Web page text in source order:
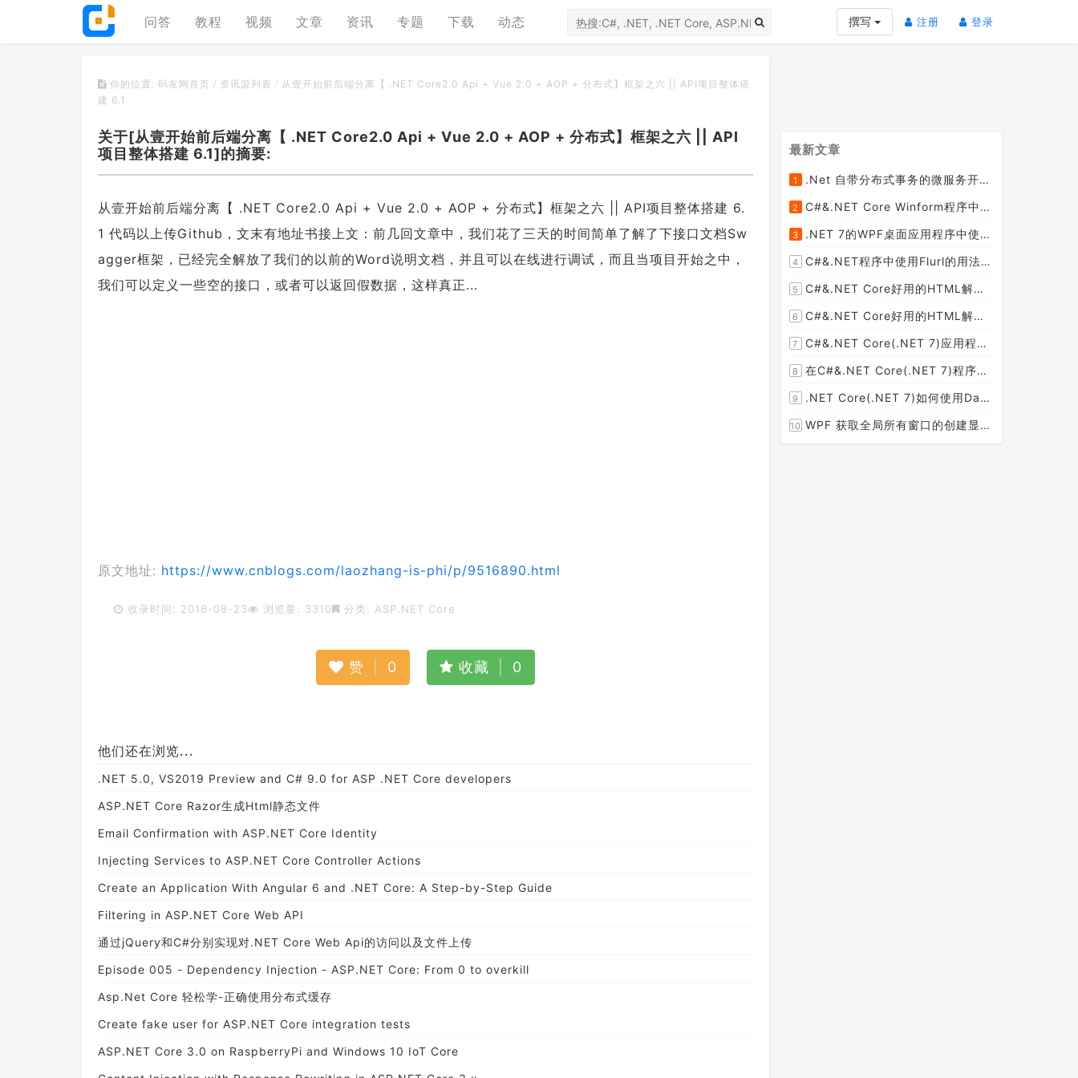
问答 教程 视频 文章 资讯 专题 下载 动态 撰写 注册 (current)
登录
你的位置: 码友网首页 / 资讯源列表 / 从壹开始前后端分离【 .NET Core2.0 Api + Vue 2.0 + AOP + 分布式】框架之六 || API项目整体搭
建 6.1
关于[从壹开始前后端分离【 .NET Core2.0 Api + Vue 2.0 + AOP + 分布式】框架之六 || API
项目整体搭建 6.1]的摘要:
从壹开始前后端分离【 .NET Core2.0 Api + Vue 2.0 + AOP + 分布式】框架之六 || API项目整体搭建 6.
1 代码以上传Github，文末有地址书接上文：前几回文章中，我们花了三天的时间简单了解了下接口文档Sw
agger框架，已经完全解放了我们的以前的Word说明文档，并且可以在线进行调试，而且当项目开始之中，
我们可以定义一些空的接口，或者可以返回假数据，这样真正...
原文地址: https://www.cnblogs.com/laozhang-is-phi/p/9516890.html
收录时间: 2018-08-23 浏览量: 3310 分类: ASP.NET Core
赞 0 收藏 0
他们还在浏览...
.NET 5.0, VS2019 Preview and C# 9.0 for ASP .NET Core developers
ASP.NET Core Razor生成Html静态文件
Email Confirmation with ASP.NET Core Identity
Injecting Services to ASP.NET Core Controller Actions
Create an Application With Angular 6 and .NET Core: A Step-by-Step Guide
Filtering in ASP.NET Core Web API
通过jQuery和C#分别实现对.NET Core Web Api的访问以及文件上传
Episode 005 - Dependency Injection - ASP.NET Core: From 0 to overkill
Asp.Net Core 轻松学-正确使用分布式缓存
Create fake user for ASP.NET Core integration tests
ASP.NET Core 3.0 on RaspberryPi and Windows 10 IoT Core
最新文章
1
.Net 自带分布式事务的微服务开源框架JMSFramework
2
C#&.NET Core Winform程序中使用Parallel动态开启多个线程及取消多线程详细教程
3
.NET 7的WPF桌面应用程序中使用配置文件：App.config与AppSettings.json
4
C#&.NET程序中使用Flurl的用法与问题汇总(非常详细)
5
C#&.NET Core好用的HTML解析器推荐之HtmlAgilityPack篇
6
C#&.NET Core好用的HTML解析器推荐之AngleSharp篇
7
C#&.NET Core(.NET 7)应用程序开发中如何解析html元素，有哪些类库或组件呢？
8
在C#&.NET Core(.NET 7)程序开发中使用Npgsql,Dapper,EF Core等不同方式连接和操作PostgreSQL数据库示例教程(推荐阅读)
9
.NET Core(.NET 7)如何使用Dapper连接PostgreSQL数据库并实现CRUD(新增，查询，修改，删除)的超详细入门示例教程
10 WPF 获取全局所有窗口的创建显示事件 监控窗口打开
[2023-01-19]